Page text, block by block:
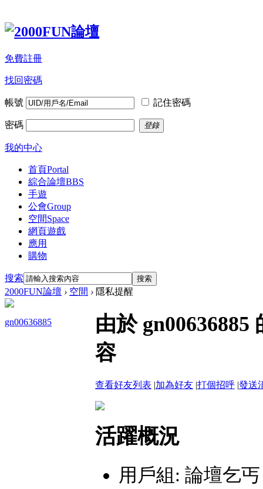
免費註冊
找回密碼
帳號 記住密碼
密碼 登錄
我的中心
首頁Portal
綜合論壇BBS
手遊
公會Group
空間Space
網頁遊戲
應用
購物
搜索 搜索
2000FUN論壇 › 空間 › 隱私提醒
gn00636885
由於
容
查看好友列表 |加為好友 |打個招呼 |發送
活躍概況
用戶組: 論壇乞丐